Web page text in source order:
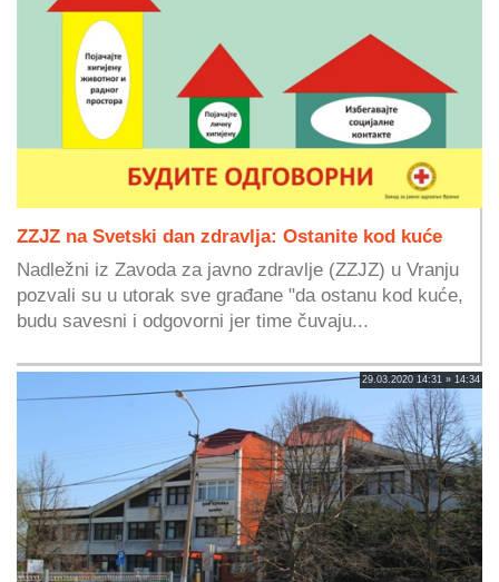
ZZJZ na Svetski dan zdravlja: Ostanite kod kuće
Nadležni iz Zavoda za javno zdravlje (ZZJZ) u Vranju
pozvali su u utorak sve građane "da ostanu kod kuće,
budu savesni i odgovorni jer time čuvaju...
29.03.2020 14:31 » 14:34